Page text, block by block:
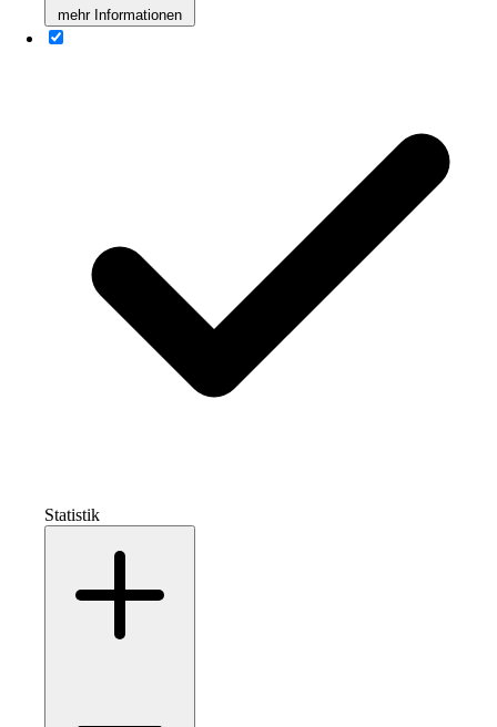
mehr Informationen
Statistik